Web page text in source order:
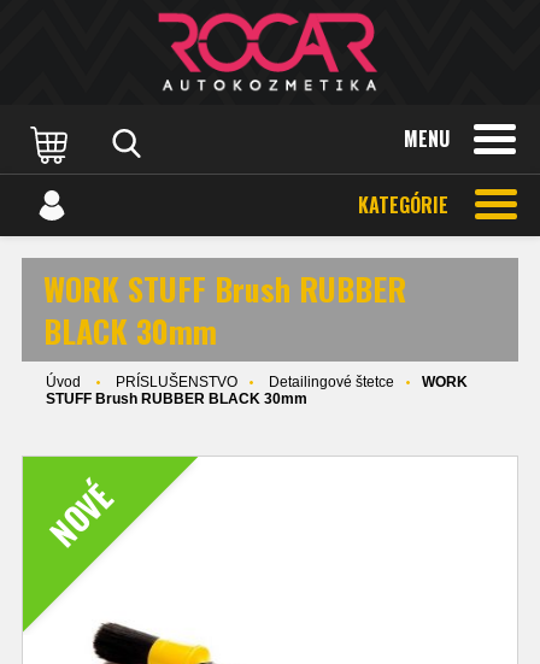
MENU
KATEGÓRIE
WORK STUFF Brush RUBBER
BLACK 30mm
Úvod PRÍSLUŠENSTVO Detailingové štetce
WORK
STUFF Brush RUBBER BLACK 30mm
NOVÉ